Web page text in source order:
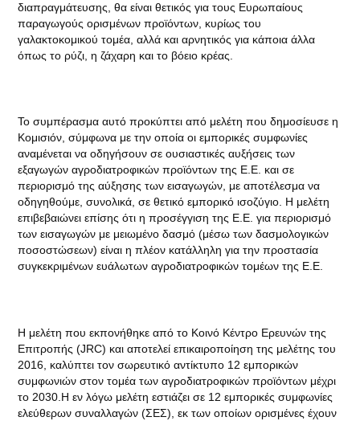
διαπραγμάτευσης, θα είναι θετικός για τους Ευρωπαίους
παραγωγούς ορισμένων προϊόντων, κυρίως του
γαλακτοκομικού τομέα, αλλά και αρνητικός για κάποια άλλα
όπως το ρύζι, η ζάχαρη και το βόειο κρέας.
Το συμπέρασμα αυτό προκύπτει από μελέτη που δημοσίευσε η
Κομισιόν, σύμφωνα με την οποία οι εμπορικές συμφωνίες
αναμένεται να οδηγήσουν σε ουσιαστικές αυξήσεις των
εξαγωγών αγροδιατροφικών προϊόντων της Ε.Ε. και σε
περιορισμό της αύξησης των εισαγωγών, με αποτέλεσμα να
οδηγηθούμε, συνολικά, σε θετικό εμπορικό ισοζύγιο. Η μελέτη
επιβεβαιώνει επίσης ότι η προσέγγιση της Ε.Ε. για περιορισμό
των εισαγωγών με μειωμένο δασμό (μέσω των δασμολογικών
ποσοστώσεων) είναι η πλέον κατάλληλη για την προστασία
συγκεκριμένων ευάλωτων αγροδιατροφικών τομέων της Ε.Ε.
Η μελέτη που εκπονήθηκε από το Κοινό Κέντρο Ερευνών της
Επιτροπής (JRC) και αποτελεί επικαιροποίηση της μελέτης του
2016, καλύπτει τον σωρευτικό αντίκτυπο 12 εμπορικών
συμφωνιών στον τομέα των αγροδιατροφικών προϊόντων μέχρι
το 2030.Η εν λόγω μελέτη εστιάζει σε 12 εμπορικές συμφωνίες
ελεύθερων συναλλαγών (ΣΕΣ), εκ των οποίων ορισμένες έχουν